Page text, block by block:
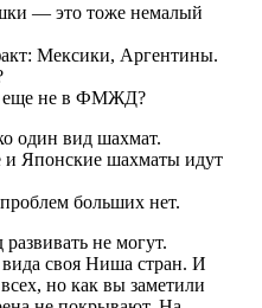
— это тоже немалый
Мексики, Аргентины.
еще не в ФМЖД?
один вид шахмат.
Японские шахматы идут
больших нет.
не могут.
своя Ниша стран. И
но как вы заметили